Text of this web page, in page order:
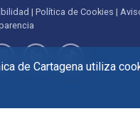
de Cartagena utiliza
Política de Cookies